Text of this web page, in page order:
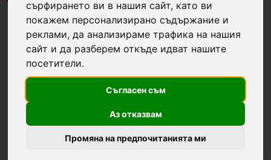
сърфирането ви в нашия сайт, като ви
покажем персонализирано съдържание и
реклами, да анализираме трафика на нашия
сайт и да разберем откъде идват нашите
посетители.
Съгласен съм
Аз отказвам
Промяна на предпочитанията ми